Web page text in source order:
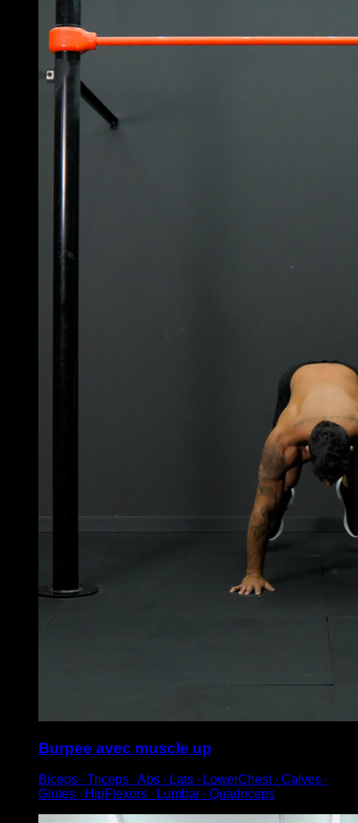
Burpee avec muscle up
Biceps ∙ Triceps ∙ Abs ∙ Lats ∙ LowerChest ∙ Calves ∙
Glutes ∙ HipFlexors ∙ Lumbar ∙ Quadriceps